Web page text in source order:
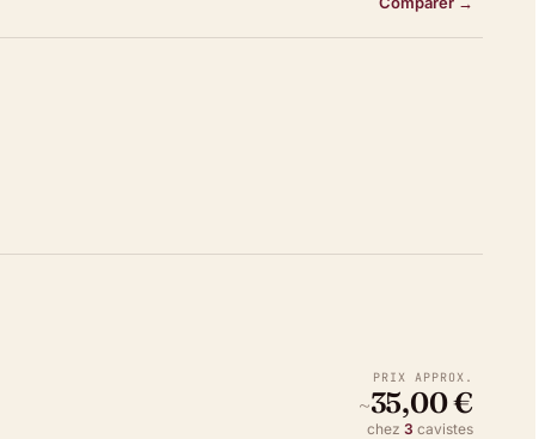
PRIX APPROX.
~35,00 €
chez 3 cavistes